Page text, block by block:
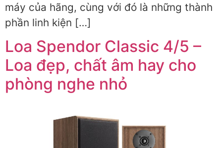
máy của hãng, cùng với đó là những thành
phần linh kiện […]
Loa Spendor Classic 4/5 –
Loa đẹp, chất âm hay cho
phòng nghe nhỏ